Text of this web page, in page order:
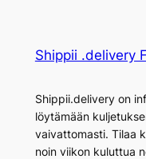
Shippii .delivery
Shippii.delivery on
löytämään
vaivattomasti. Tilaa
noin viikon kuluttua